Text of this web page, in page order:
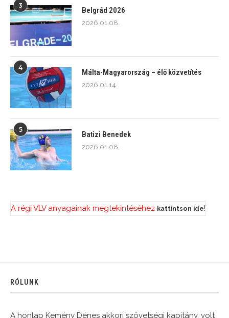
3
Belgrád 2026
2026.01.08.
4
Málta-Magyarország – élő közvetítés
2026.01.14.
5
Batizi Benedek
2026.01.08.
A régi VLV anyagainak megtekintéséhez kattintson ide!
RÓLUNK
A honlap Kemény Dénes akkori szövetségi kapitány, volt